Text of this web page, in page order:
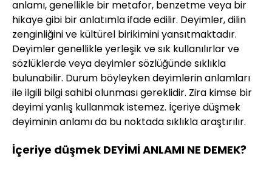
anlamı, genellikle bir metafor, benzetme veya bir
hikaye gibi bir anlatımla ifade edilir. Deyimler, dilin
zenginliğini ve kültürel birikimini yansıtmaktadır.
Deyimler genellikle yerleşik ve sık kullanılırlar ve
sözlüklerde veya deyimler sözlüğünde sıklıkla
bulunabilir. Durum böyleyken deyimlerin anlamları
ile ilgili bilgi sahibi olunması gereklidir. Zira kimse bir
deyimi yanlış kullanmak istemez. İçeriye düşmek
deyiminin anlamı da bu noktada sıklıkla araştırılır.
İçeriye düşmek DEYİMİ ANLAMI NE DEMEK?